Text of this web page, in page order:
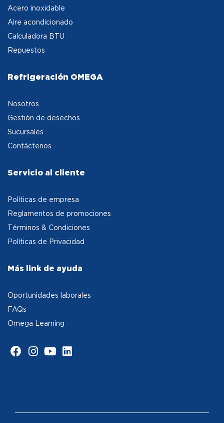
Acero inoxidable
Aire acondicionado
Calculadora BTU
Repuestos
Refrigeración OMEGA
Nosotros
Gestión de desechos
Sucursales
Contáctenos
Servicio al cliente
Políticas de empresa
Reglamentos de promociones
Términos & Condiciones
Políticas de Privacidad
Más link de ayuda
Oportunidades laborales
FAQs
Omega Learning